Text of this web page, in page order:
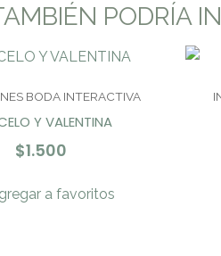
PODRÍA
BODA INTERACTIVA
Y VALENTINA
$1.500
a favoritos